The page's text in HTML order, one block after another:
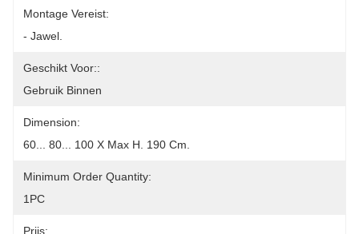
Montage Vereist:
- Jawel.
Geschikt Voor::
Gebruik Binnen
Dimension:
60... 80... 100 X Max H. 190 Cm.
Minimum Order Quantity:
1PC
Prijs: